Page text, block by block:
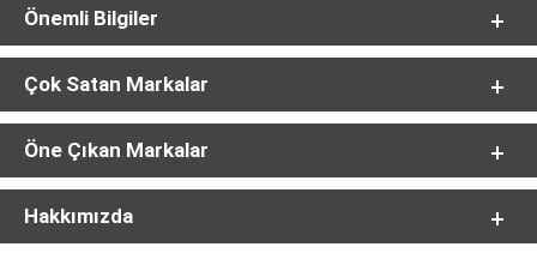
Önemli Bilgiler
Çok Satan Markalar
Öne Çıkan Markalar
Hakkımızda